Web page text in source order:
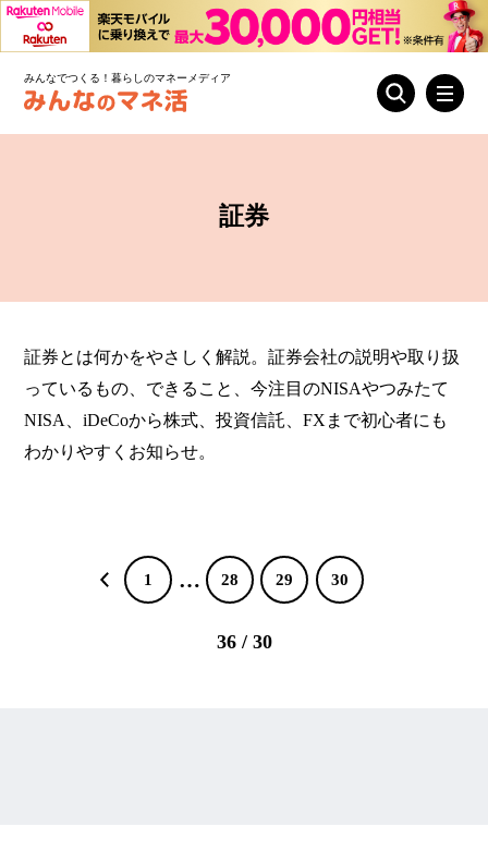
みんなでつくる！暮らしのマネーメディア
証券
証券とは何かをやさしく解説。証券会社の説明や取り扱
っているもの、できること、今注目のNISAやつみたて
NISA、iDeCoから株式、投資信託、FXまで初心者にも
わかりやすくお知らせ。
1 … 28 29 30
36 / 30